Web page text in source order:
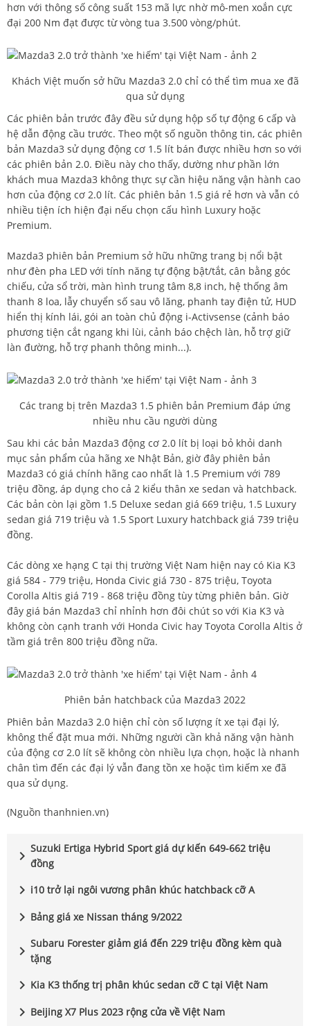
hơn với thông số công suất 153 mã lực nhờ mô-men xoắn cực
đại 200 Nm đạt được từ vòng tua 3.500 vòng/phút.
Khách Việt muốn sở hữu Mazda3 2.0 chỉ có thể tìm mua xe đã
qua sử dụng
Các phiên bản trước đây đều sử dụng hộp số tự động 6 cấp và
hệ dẫn động cầu trước. Theo một số nguồn thông tin, các phiên
bản Mazda3 sử dụng động cơ 1.5 lít bán được nhiều hơn so với
các phiên bản 2.0. Điều này cho thấy, dường như phần lớn
khách mua Mazda3 không thực sự cần hiệu năng vận hành cao
hơn của động cơ 2.0 lít. Các phiên bản 1.5 giá rẻ hơn và vẫn có
nhiều tiện ích hiện đại nếu chọn cấu hình Luxury hoặc
Premium.
Mazda3 phiên bản Premium sở hữu những trang bị nổi bật
như đèn pha LED với tính năng tự động bật/tắt, cân bằng góc
chiếu, cửa sổ trời, màn hình trung tâm 8,8 inch, hệ thống âm
thanh 8 loa, lẫy chuyển số sau vô lăng, phanh tay điện tử, HUD
hiển thị kính lái, gói an toàn chủ động i-Activsense (cảnh báo
phương tiện cắt ngang khi lùi, cảnh báo chệch làn, hỗ trợ giữ
làn đường, hỗ trợ phanh thông minh...).
Các trang bị trên Mazda3 1.5 phiên bản Premium đáp ứng
nhiều nhu cầu người dùng
Sau khi các bản Mazda3 động cơ 2.0 lít bị loại bỏ khỏi danh
mục sản phẩm của hãng xe Nhật Bản, giờ đây phiên bản
Mazda3 có giá chính hãng cao nhất là 1.5 Premium với 789
triệu đồng, áp dụng cho cả 2 kiểu thân xe sedan và hatchback.
Các bản còn lại gồm 1.5 Deluxe sedan giá 669 triệu, 1.5 Luxury
sedan giá 719 triệu và 1.5 Sport Luxury hatchback giá 739 triệu
đồng.
Các dòng xe hạng C tại thị trường Việt Nam hiện nay có Kia K3
giá 584 - 779 triệu, Honda Civic giá 730 - 875 triệu, Toyota
Corolla Altis giá 719 - 868 triệu đồng tùy từng phiên bản. Giờ
đây giá bán Mazda3 chỉ nhỉnh hơn đôi chút so với Kia K3 và
không còn cạnh tranh với Honda Civic hay Toyota Corolla Altis ở
tầm giá trên 800 triệu đồng nữa.
Phiên bản hatchback của Mazda3 2022
Phiên bản Mazda3 2.0 hiện chỉ còn số lượng ít xe tại đại lý,
không thể đặt mua mới. Những người cần khả năng vận hành
của động cơ 2.0 lít sẽ không còn nhiều lựa chọn, hoặc là nhanh
chân tìm đến các đại lý vẫn đang tồn xe hoặc tìm kiếm xe đã
qua sử dụng.
(Nguồn thanhnien.vn)
chevron_right Suzuki Ertiga Hybrid Sport giá dự kiến 649-662 triệu
đồng
chevron_right i10 trở lại ngôi vương phân khúc hatchback cỡ A
chevron_right Bảng giá xe Nissan tháng 9/2022
chevron_right Subaru Forester giảm giá đến 229 triệu đồng kèm quà
tặng
chevron_right Kia K3 thống trị phân khúc sedan cỡ C tại Việt Nam
chevron_right Beijing X7 Plus 2023 rộng cửa về Việt Nam